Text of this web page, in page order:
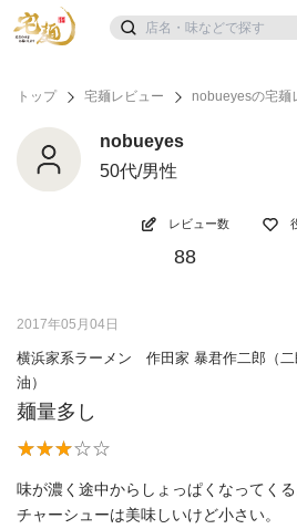
トップ 宅麺レビュー nobueyesの宅麺
nobueyes
50代/男性
レビュー数
88
2017年05月04日
横浜家系ラーメン 作田家 暴君作二郎（
油）
麺量多し
味が濃く途中からしょっぱくなってくる
チャーシューは美味しいけど小さい。